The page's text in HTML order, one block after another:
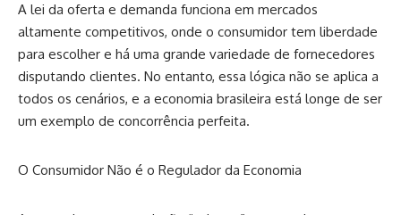
A lei da oferta e demanda funciona em mercados
altamente competitivos, onde o consumidor tem liberdade
para escolher e há uma grande variedade de fornecedores
disputando clientes. No entanto, essa lógica não se aplica a
todos os cenários, e a economia brasileira está longe de ser
um exemplo de concorrência perfeita.
O Consumidor Não é o Regulador da Economia